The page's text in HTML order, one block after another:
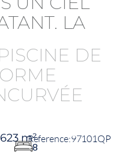
623 m²
8
97101QP